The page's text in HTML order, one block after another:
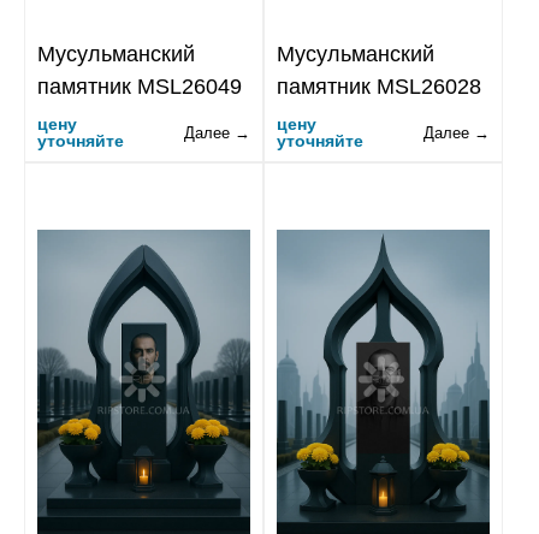
Мусульманский
памятник MSL26049
цену
уточняйте
Далее →
Мусульманский
памятник MSL26028
цену
уточняйте
Далее →